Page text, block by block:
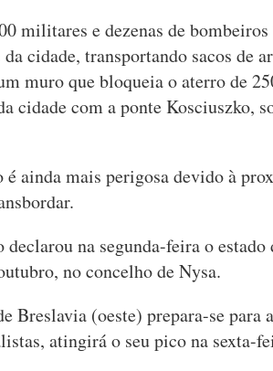
militares e dezenas de
cidade, transportando sacos de
muro que bloqueia o aterro de
cidade com a ponte Kosciuszko,
é ainda mais perigosa devido à
declarou na segunda-feira o
no concelho de Nysa.
Breslavia (oeste) prepara-se para
atingirá o seu pico na sexta-